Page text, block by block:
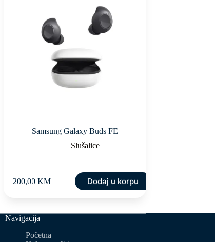
Samsung Galaxy Buds FE
Slušalice
200,00 KM Dodaj u korpu
Navigacija
Početna